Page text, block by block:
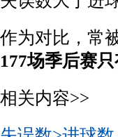
作为对比，常
177场季后赛
相关内容>>